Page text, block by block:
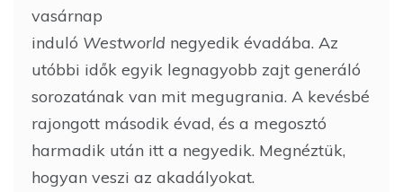
vasárnap
induló Westworld negyedik évadába. Az
utóbbi idők egyik legnagyobb zajt generáló
sorozatának van mit megugrania. A kevésbé
rajongott második évad, és a megosztó
harmadik után itt a negyedik. Megnéztük,
hogyan veszi az akadályokat.